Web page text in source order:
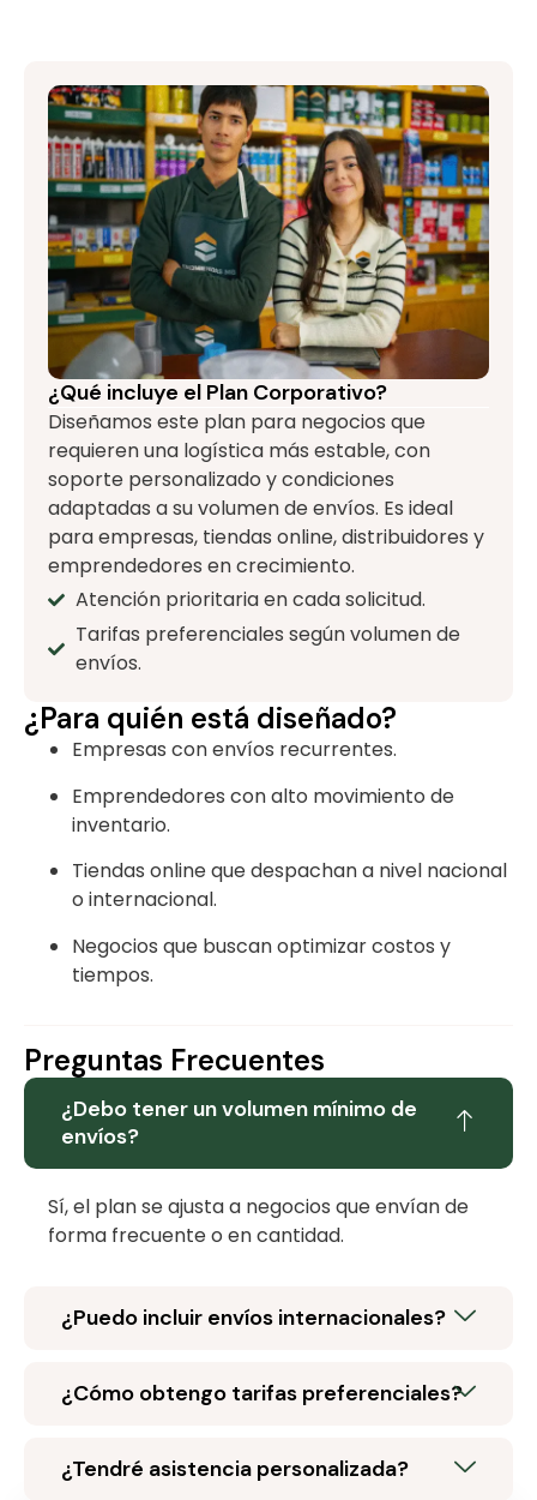
¿Qué incluye el Plan Corporativo?
Diseñamos este plan para negocios que
requieren una logística más estable, con
soporte personalizado y condiciones
adaptadas a su volumen de envíos. Es ideal
para empresas, tiendas online, distribuidores y
emprendedores en crecimiento.
Atención prioritaria en cada solicitud.
Tarifas preferenciales según volumen de
envíos.
¿Para quién está diseñado?
Empresas con envíos recurrentes.
Emprendedores con alto movimiento de
inventario.
Tiendas online que despachan a nivel nacional
o internacional.
Negocios que buscan optimizar costos y
tiempos.
Preguntas Frecuentes
¿Debo tener un volumen mínimo de
envíos?
Sí, el plan se ajusta a negocios que envían de
forma frecuente o en cantidad.
¿Puedo incluir envíos internacionales?
¿Cómo obtengo tarifas preferenciales?
¿Tendré asistencia personalizada?